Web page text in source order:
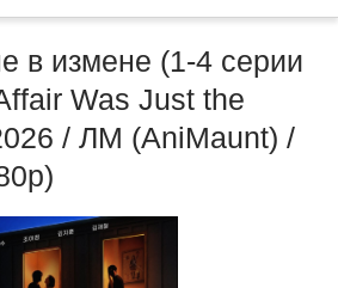
в измене (1-4 серии
Was Just the
/ ЛМ (AniMaunt) /